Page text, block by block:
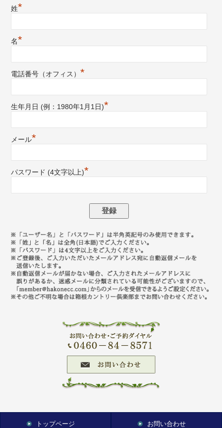
姓*
名*
電話番号（オフィス） *
生年月日 (例：1980年1月1日)*
メール*
パスワード (4文字以上)*
トップページ お問い合わせ